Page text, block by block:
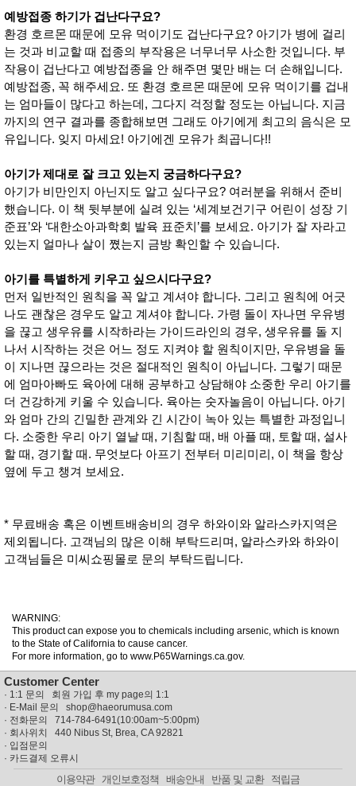
예방접종 하기가 겁난다구요?
환경 호르몬 때문에 모유 먹이기도 겁난다구요? 아기가 병에 걸리
는 것과 비교할 때 접종의 부작용은 너무너무 사소한 것입니다. 부
작용이 겁난다고 예방접종을 안 해주면 몇만 배는 더 손해입니다.
예방접종, 꼭 해주세요. 또 환경 호르몬 때문에 모유 먹이기를 겁내
는 엄마들이 많다고 하는데, 그다지 걱정할 정도는 아닙니다. 지금
까지의 연구 결과를 종합해보면 그래도 아기에게 최고의 음식은 모
유입니다. 잊지 마세요! 아기에겐 모유가 최곱니다!!
아기가 제대로 잘 크고 있는지 궁금하다구요?
아기가 비만인지 아닌지도 알고 싶다구요? 여러분을 위해서 준비
했습니다. 이 책 뒷부분에 실려 있는 ‘세계보건기구 어린이 성장 기
준표’와 ‘대한소아과학회 발육 표준치’를 보세요. 아기가 잘 자라고
있는지 얼마나 살이 쪘는지 금방 확인할 수 있습니다.
아기를 특별하게 키우고 싶으시다구요?
먼저 일반적인 원칙을 꼭 알고 계셔야 합니다. 그리고 원칙에 어긋
나도 괜찮은 경우도 알고 계셔야 합니다. 가령 돌이 자나면 우유병
을 끊고 생우유를 시작하라는 가이드라인의 경우, 생우유를 돌 지
나서 시작하는 것은 어느 정도 지켜야 할 원칙이지만, 우유병을 돌
이 지나면 끊으라는 것은 절대적인 원칙이 아닙니다. 그렇기 때문
에 엄마아빠도 육아에 대해 공부하고 상담해야 소중한 우리 아기를
더 건강하게 키울 수 있습니다. 육아는 숫자놀음이 아닙니다. 아기
와 엄마 간의 긴밀한 관계와 긴 시간이 녹아 있는 특별한 과정입니
다. 소중한 우리 아기 열날 때, 기침할 때, 배 아플 때, 토할 때, 설사
할 때, 경기할 때. 무엇보다 아프기 전부터 미리미리, 이 책을 항상
옆에 두고 챙겨 보세요.
* 무료배송 혹은 이벤트배송비의 경우 하와이와 알라스카지역은
제외됩니다. 고객님의 많은 이해 부탁드리며, 알라스카와 하와이
고객님들은 미씨쇼핑몰로 문의 부탁드립니다.
WARNING:
This product can expose you to chemicals including arsenic, which is known
to the State of California to cause cancer.
For more information, go to www.P65Warnings.ca.gov.
Customer Center
· 1:1 문의 회원 가입 후 my page의 1:1
· E-Mail 문의 shop@haeorumusa.com
· 전화문의 714-784-6491(10:00am~5:00pm)
· 회사위치 440 Nibus St, Brea, CA 92821
· 입점문의
· 카드결제 오류시
이용약관 개인보호정책 배송안내 반품 및 교환 적립금